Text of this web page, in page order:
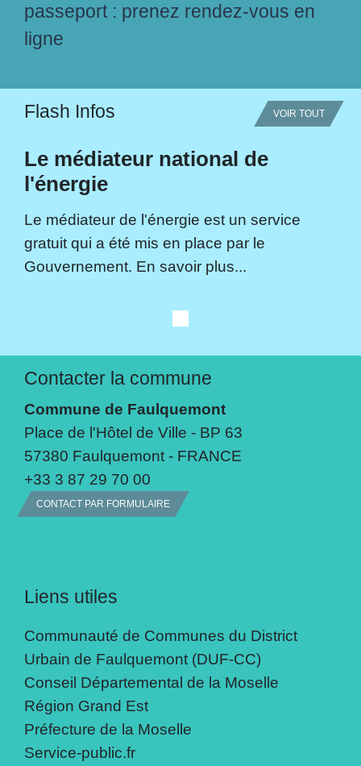
passeport : prenez rendez-vous en
ligne
Flash Infos VOIR TOUT
Le médiateur national de
l'énergie
Le médiateur de l'énergie est un service
gratuit qui a été mis en place par le
Gouvernement. En savoir plus...
Contacter la commune
Commune de Faulquemont
Place de l'Hôtel de Ville - BP 63
57380 Faulquemont - FRANCE
+33 3 87 29 70 00
CONTACT PAR FORMULAIRE
Liens utiles
Communauté de Communes du District
Urbain de Faulquemont (DUF-CC)
Conseil Départemental de la Moselle
Région Grand Est
Préfecture de la Moselle
Service-public.fr